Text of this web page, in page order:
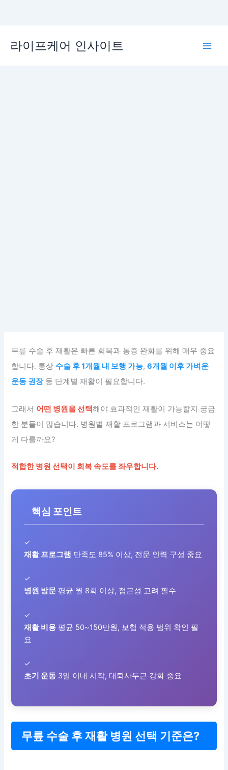
로
라이프케어 인사이트
무릎 수술 후 재활은 빠른 회복과 통증 완화를 위해 매우 중요
합니다. 통상 수술 후 1개월 내 보행 가능,6개월 이후 가벼운
운동 권장등 단계별 재활이 필요합니다.
그래서 어떤 병원을 선택해야 효과적인 재활이 가능할지 궁금
한 분들이 많습니다. 병원별 재활 프로그램과 서비스는 어떻
게 다를까요?
적합한 병원 선택이 회복 속도를 좌우합니다.
핵심 포인트
✓
재활 프로그램 만족도 85% 이상, 전문 인력 구성 중요
✓
병원 방문 평균 월 8회 이상, 접근성 고려 필수
✓
재활 비용 평균 50~150만원, 보험 적용 범위 확인 필
요
✓
초기 운동 3일 이내 시작, 대퇴사두근 강화 중요
무릎 수술 후 재활 병원 선택 기준은?